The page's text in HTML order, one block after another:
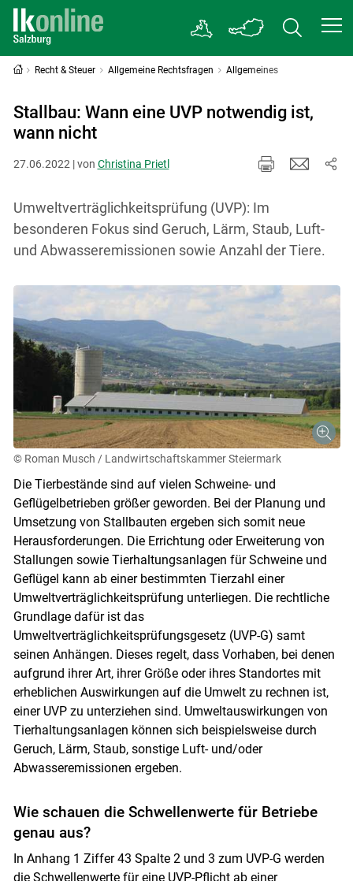
Recht & Steuer Allgemeine Rechtsfragen Allgemeines
Stallbau: Wann eine UVP notwendig ist,
wann nicht
27.06.2022 | von Christina Prietl
Umweltverträglichkeitsprüfung (UVP): Im
besonderen Fokus sind Geruch, Lärm, Staub, Luft-
und Abwasseremissionen sowie Anzahl der Tiere.
© Roman Musch / Landwirtschaftskammer Steiermark
Die Tierbestände sind auf vielen Schweine- und
Geflügelbetrieben größer geworden. Bei der Planung und
Umsetzung von Stallbauten ergeben sich somit neue
Herausforderungen. Die Errichtung oder Erweiterung von
Stallungen sowie Tierhaltungsanlagen für Schweine und
Geflügel kann ab einer bestimmten Tierzahl einer
Umweltverträglichkeitsprüfung unterliegen. Die rechtliche
Grundlage dafür ist das
Umweltverträglichkeitsprüfungsgesetz (UVP-G) samt
seinen Anhängen. Dieses regelt, dass Vorhaben, bei denen
aufgrund ihrer Art, ihrer Größe oder ihres Standortes mit
erheblichen Auswirkungen auf die Umwelt zu rechnen ist,
einer UVP zu unterziehen sind. Umweltauswirkungen von
Tierhaltungsanlagen können sich beispielsweise durch
Geruch, Lärm, Staub, sonstige Luft- und/oder
Abwasseremissionen ergeben.
Wie schauen die Schwellenwerte für Betriebe
genau aus?
In Anhang 1 Ziffer 43 Spalte 2 und 3 zum UVP-G werden
die Schwellenwerte für eine UVP-Pflicht ab einer